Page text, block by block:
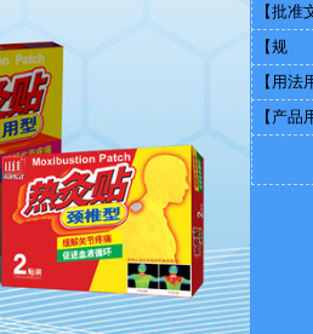
【批准
【规
【用法
【产品